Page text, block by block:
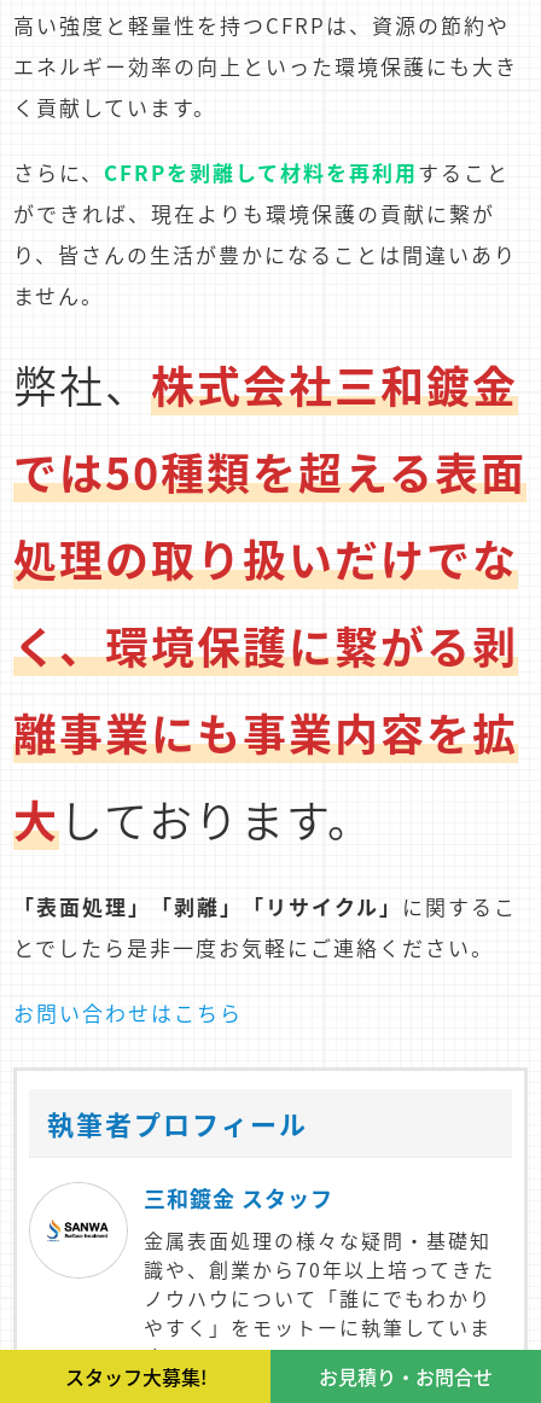
高い強度と軽量性を持つCFRPは、資源の節約や
エネルギー効率の向上といった環境保護にも大き
く貢献しています。
さらに、 CFRPを剥離して材料を再利用すること
ができれば、現在よりも環境保護の貢献に繋が
り、皆さんの生活が豊かになることは間違いあり
ません。
弊社、株式会社三和鍍金
では50種類を超える表面
処理の取り扱いだけでな
く、環境保護に繋がる剥
離事業にも事業内容を拡
大しております。
「表面処理」「剥離」「リサイクル」 に関するこ
とでしたら是非一度お気軽にご連絡ください。
お問い合わせはこちら
執筆者プロフィール
三和鍍金 スタッフ
金属表面処理の様々な疑問・基礎知
識や、創業から70年以上培ってきた
ノウハウについて「誰にでもわかり
やすく」をモットーに執筆していま
す。
スタッフ大募集! お見積り・お問合せ